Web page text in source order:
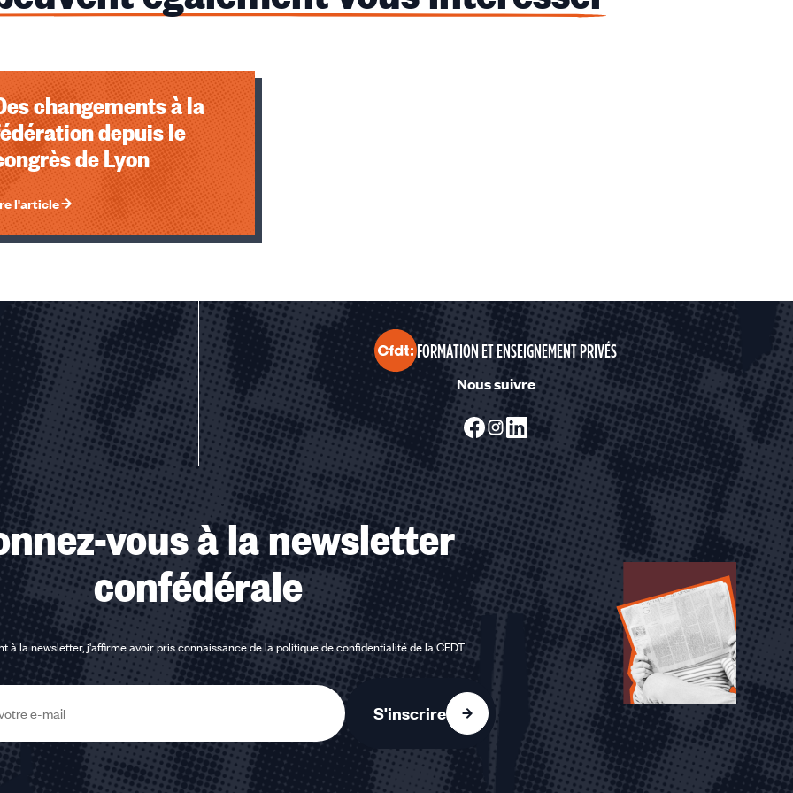
des cookies
changements à la
depuis le
de Lyon
l'article
FORMATION ET ENSEIGNEMENT PRIVÉS
Nous suivre
vous à la newsletter
confédérale
à la newsletter, j'affirme avoir pris connaissance de lapolitique de confidentialité de la CFDT.
S'inscrire